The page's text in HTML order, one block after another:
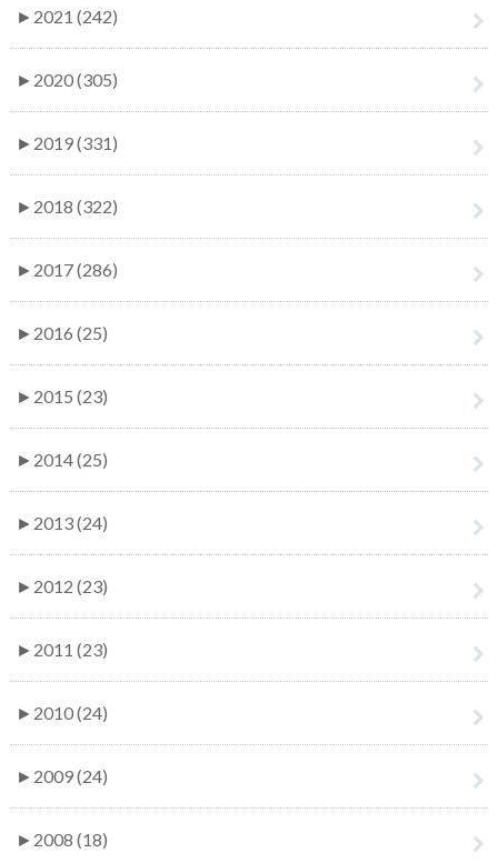
► 2021 (242)
► 2020 (305)
► 2019 (331)
► 2018 (322)
► 2017 (286)
► 2016 (25)
► 2015 (23)
► 2014 (25)
► 2013 (24)
► 2012 (23)
► 2011 (23)
► 2010 (24)
► 2009 (24)
► 2008 (18)